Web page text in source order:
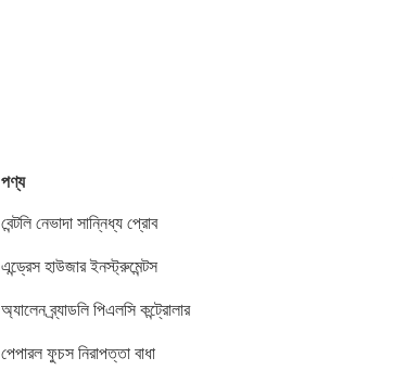
পণ্য
বেন্টলি নেভাদা সান্নিধ্য প্রোব
এন্ড্রেস হাউজার ইনস্ট্রুমেন্টস
অ্যালেন ব্র্যাডলি পিএলসি কন্ট্রোলার
পেপারল ফুচস নিরাপত্তা বাধা